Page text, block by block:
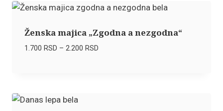
2.200 RSD
Ženska majica „Zgodna a nezgodna“
1.700 RSD – 2.200 RSDRaspon